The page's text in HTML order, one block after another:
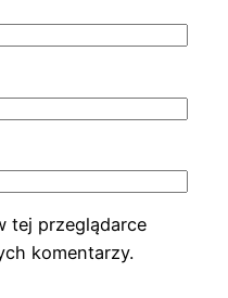
tej przeglądarce
komentarzy.